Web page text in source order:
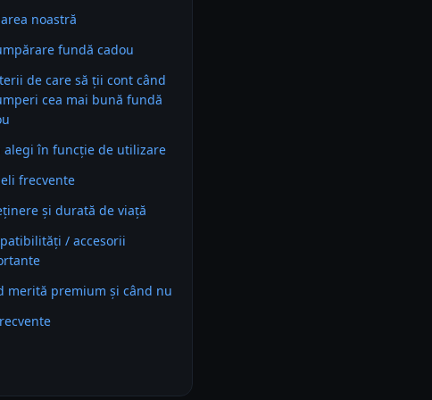
noastră
fundă cadou
de care să ții cont când
cea mai bună fundă
alegi în funcție de utilizare
frecvente
și durată de viață
/ accesorii
merită premium și când nu